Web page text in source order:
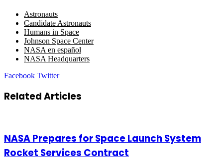
Astronauts
Candidate Astronauts
Humans in Space
Johnson Space Center
NASA en español
NASA Headquarters
Facebook TwitterLinkedIn
Tumblr
Pinterest
Reddit
VKontakte
Share
Email
Print
Related Articles
NASA Prepares for Space Launch System
Rocket Services Contract